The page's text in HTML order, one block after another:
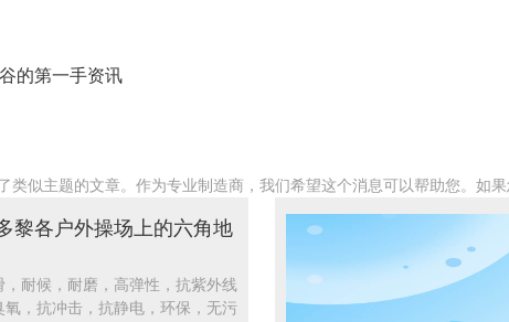
的第一手资讯
类似主题的文章。作为专业制造商，我们希望这个消息可以帮助您。如
黎各户外操场上的六角地
，耐候，耐磨，高弹性，抗紫外线
氧，抗冲击，抗静电，环保，无污